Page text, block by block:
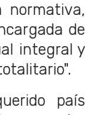
normativa,
de
integral y
país